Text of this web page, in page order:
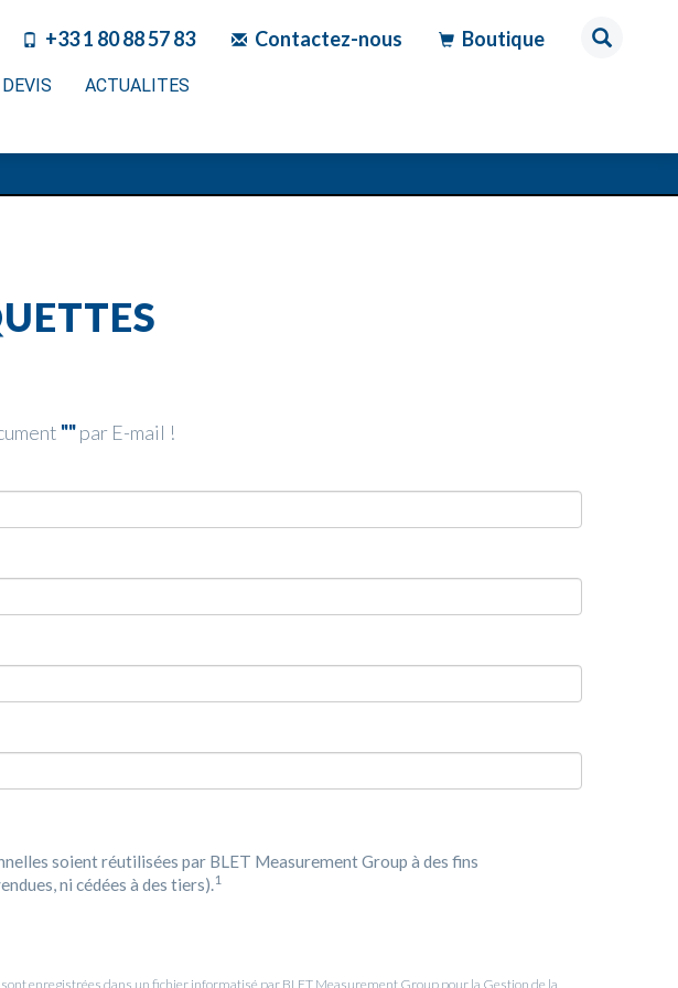
+33 1 80 88 57 83 Contactez-nous Boutique
DEVIS ACTUALITES
""par E-mail !
soient réutilisées par BLET Measurement Group à des fins
ni cédées à des tiers).1
enregistrées dans un fichier informatisé par BLET Measurement Group pour la Gestion de la